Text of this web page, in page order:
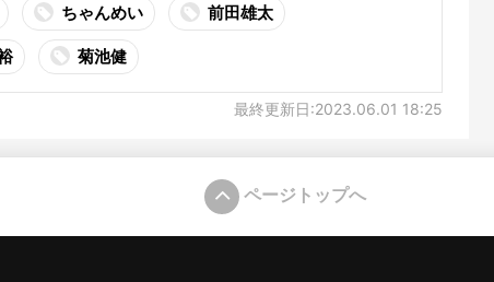
ちゃんめい 前田雄太
菊池健
最終更新日:2023.06.01 18:25
ページトップへ